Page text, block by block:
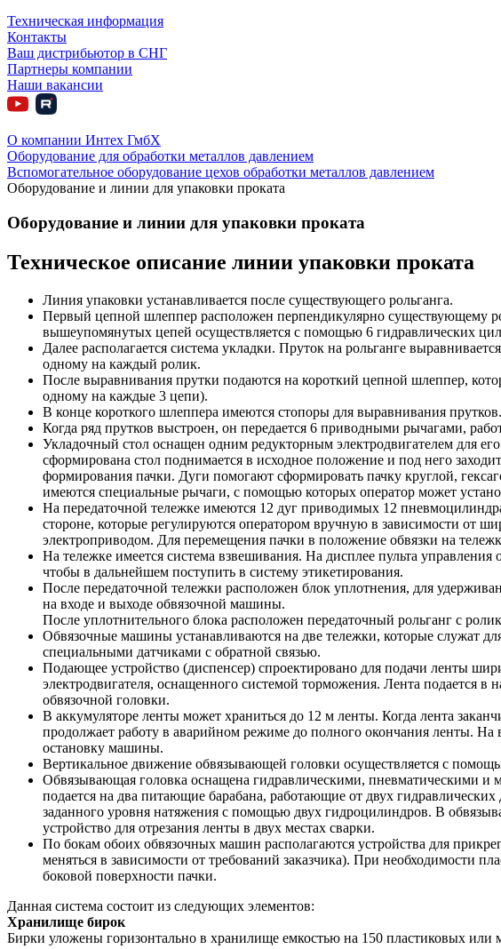
Техническая информация
Контакты
Ваш дистрибьютор в СНГ
Партнеры компании
Наши вакансии
О компании Интех ГмбХ
Оборудование для обработки металлов давлением
Вспомогательное оборудование цехов обработки металлов давлением
Оборудование и линии для упаковки проката
Оборудование и линии для упаковки проката
Техническое описание линии упаковки проката
Линия упаковки устанавливается после существующего рольганга.
Первый цепной шлеппер расположен перпендикулярно существующему
вышеупомянутых цепей осуществляется с помощью 6 гидравлических
Далее располагается система укладки. Пруток на рольганге
одному на каждый ролик.
После выравнивания прутки подаются на короткий цепной шлеппер,
одному на каждые 3 цепи).
В конце короткого шлеппера имеются стопоры для выравнивания прутков.
Когда ряд прутков выстроен, он передается 6 приводными рычагами,
Укладочный стол оснащен одним редукторным электродвигателем для
сформирована стол поднимается в исходное положение и под него
формирования пачки. Дуги помогают сформировать пачку круглой,
имеются специальные рычаги, с помощью которых оператор может
На передаточной тележке имеются 12 дуг приводимых 12
стороне, которые регулируются оператором вручную в зависимости от
электроприводом. Для перемещения пачки в положение обвязки на
На тележке имеется система взвешивания. На дисплее пульта
чтобы в дальнейшем поступить в систему этикетирования.
После передаточной тележки расположен блок уплотнения, для
на входе и выходе обвязочной машины.
После уплотнительного блока расположен передаточный рольганг с
Обвязочные машины устанавливаются на две тележки, которые служат
специальными датчиками с обратной связью.
Подающее устройство (диспенсер) спроектировано для подачи ленты
электродвигателя, оснащенного системой торможения. Лента подается
обвязочной головки.
В аккумуляторе ленты может храниться до 12 м ленты. Когда лента
продолжает работу в аварийном режиме до полного окончания ленты. На
остановку машины.
Вертикальное движение обвязывающей головки осуществляется с
Обвязывающая головка оснащена гидравлическими, пневматическими и
подается на два питающие барабана, работающие от двух
заданного уровня натяжения с помощью двух гидроцилиндров. В
устройство для отрезания ленты в двух местах сварки.
По бокам обоих обвязочных машин располагаются устройства для
меняться в зависимости от требований заказчика). При необходимости
боковой поверхности пачки.
Данная система состоит из следующих элементов:
Хранилище бирок
Бирки уложены горизонтально в хранилище емкостью на 150 пластиковых или